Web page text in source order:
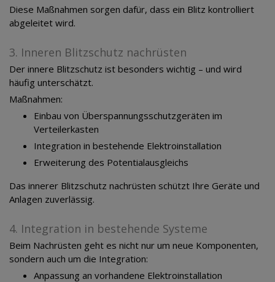
Diese Maßnahmen sorgen dafür, dass ein Blitz kontrolliert
abgeleitet wird.
3. Inneren Blitzschutz nachrüsten
Der innere Blitzschutz ist besonders wichtig – und wird
häufig unterschätzt.
Maßnahmen:
Einbau von Überspannungsschutzgeräten im
Verteilerkasten
Integration in bestehende Elektroinstallation
Erweiterung des Potentialausgleichs
Das innerer Blitzschutz nachrüsten schützt Ihre Geräte und
Anlagen zuverlässig.
4. Integration in bestehende Systeme
Beim Nachrüsten geht es nicht nur um neue Komponenten,
sondern auch um die Integration:
Anpassung an vorhandene Elektroinstallation